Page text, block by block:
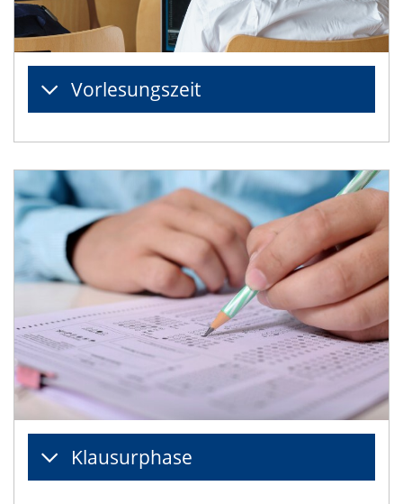
Vorlesungszeit
Klausurphase